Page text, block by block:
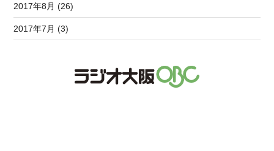
2017年8月 (26)
2017年7月 (3)